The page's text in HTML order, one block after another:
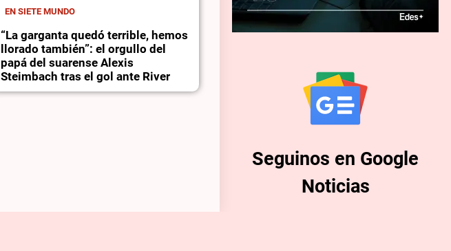
EN SIETE MUNDO
“La garganta quedó terrible, hemos
llorado también”: el orgullo del
papá del suarense Alexis
Steimbach tras el gol ante River
Seguinos en Google
Noticias